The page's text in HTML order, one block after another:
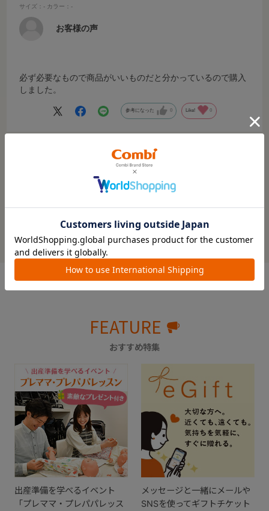
サイズ：- カラー：-
お客様の声
必ず必要なもので商品がいいものだと分かっているので購入
しました。
参考になった 0 Like! 0
もっと見る
表示：新しい順
レビューを書いてクーポン＆プレゼントをもらおう！
この商品の全てのレビューを見る＞
FEATURE
おすすめ特集
出産準備を学べるイベント
「プレママ・プレパパレッス
メッセージと一緒にメールや
SNSを使ってギフトチケット